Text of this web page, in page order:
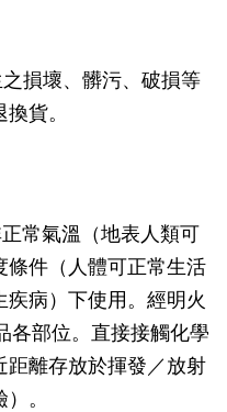
損壞、髒污、破損等
貨。
常氣溫（地表人類可
條件（人體可正常生活
病）下使用。經明火
各部位。直接接觸化學
距離存放於揮發／放射
。